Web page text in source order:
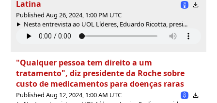
Latina
Published Aug 26, 2024, 1:00 PM UTC
Nesta entrevista ao UOL Líderes, Eduardo Ricotta, presi...
"Qualquer pessoa tem direito a um
tratamento", diz presidente da Roche sobre
custo de medicamentos para doenças raras
Published Aug 12, 2024, 1:00 AM UTC